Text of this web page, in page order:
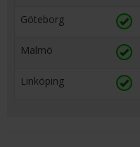
Göteborg
Malmö
Linköping